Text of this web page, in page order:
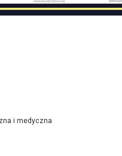
i medyczna